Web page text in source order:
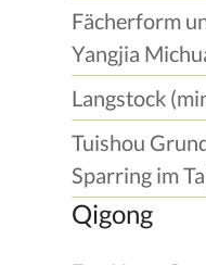
Fächerform
Yangjia
Langstock
Tuishou
Sparring im
Qigong